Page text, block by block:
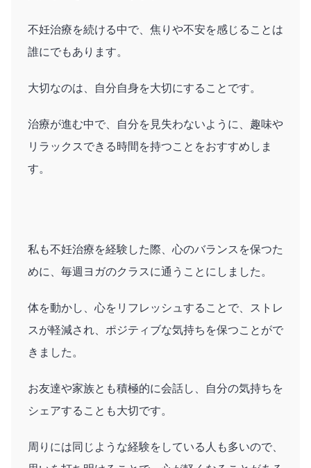
不妊治療を続ける中で、焦りや不安を感じることは
誰にでもあります。
大切なのは、自分自身を大切にすることです。
治療が進む中で、自分を見失わないように、趣味や
リラックスできる時間を持つことをおすすめしま
す。
私も不妊治療を経験した際、心のバランスを保つた
めに、毎週ヨガのクラスに通うことにしました。
体を動かし、心をリフレッシュすることで、ストレ
スが軽減され、ポジティブな気持ちを保つことがで
きました。
お友達や家族とも積極的に会話し、自分の気持ちを
シェアすることも大切です。
周りには同じような経験をしている人も多いので、